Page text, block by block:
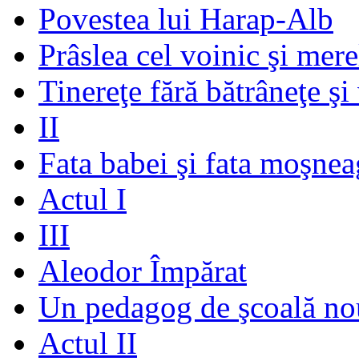
Povestea lui Harap-Alb
Prâslea cel voinic şi
Tinereţe fără bătrâneţe
II
Fata babei şi fata
Actul I
III
Aleodor Împărat
Un pedagog de şcoală
Actul II